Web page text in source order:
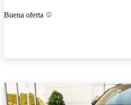
Buena oferta